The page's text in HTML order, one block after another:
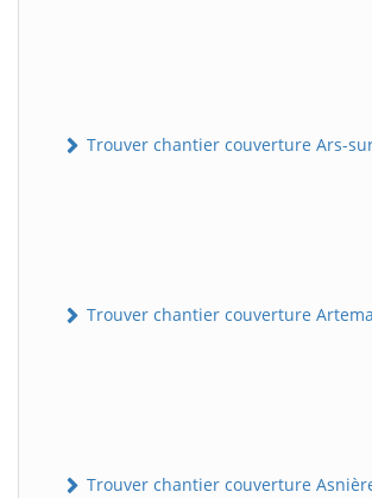
Trouver chantier couverture Ars-
Trouver chantier couverture
Trouver chantier couverture